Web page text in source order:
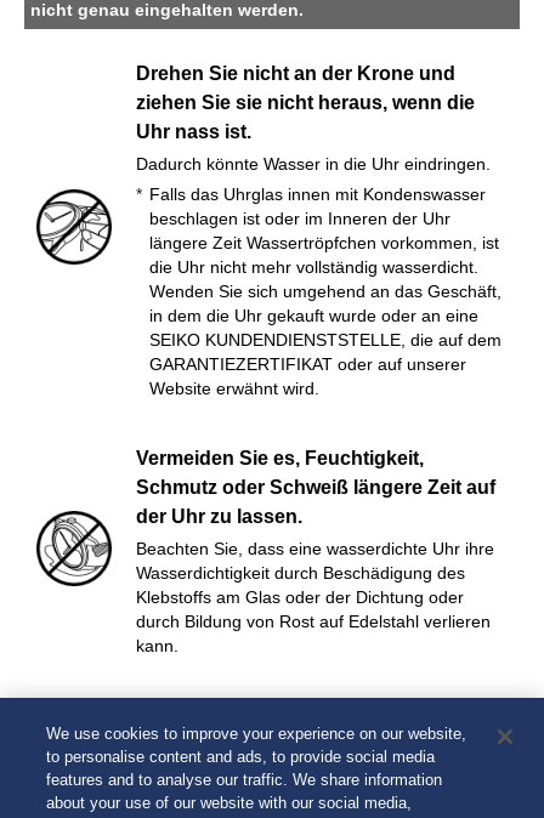
nicht genau eingehalten werden.
Drehen Sie nicht an der Krone und
ziehen Sie sie nicht heraus, wenn die
Uhr nass ist.
Dadurch könnte Wasser in die Uhr eindringen.
Falls das Uhrglas innen mit Kondenswasser
beschlagen ist oder im Inneren der Uhr
längere Zeit Wassertröpfchen vorkommen, ist
die Uhr nicht mehr vollständig wasserdicht.
Wenden Sie sich umgehend an das Geschäft,
in dem die Uhr gekauft wurde oder an eine
SEIKO KUNDENDIENSTSTELLE, die auf dem
GARANTIEZERTIFIKAT oder auf unserer
Website erwähnt wird.
Vermeiden Sie es, Feuchtigkeit,
Schmutz oder Schweiß längere Zeit auf
der Uhr zu lassen.
Beachten Sie, dass eine wasserdichte Uhr ihre
Wasserdichtigkeit durch Beschädigung des
Klebstoffs am Glas oder der Dichtung oder
durch Bildung von Rost auf Edelstahl verlieren
kann.
oder in der Sauna.
Dampf, Seife und einige Bestandteile des
Wassers von Thermalbädern können zu einem
We use cookies to improve your experience on our website,
to personalise content and ads, to provide social media
features and to analyse our traffic. We share information
about your use of our website with our social media,